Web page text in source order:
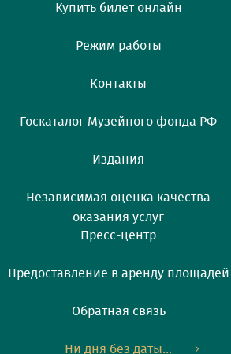
Купить билет онлайн
Режим работы
Контакты
Госкаталог Музейного фонда РФ
Издания
Независимая оценка качества
оказания услуг
Пресс-центр
Предоставление в аренду площадей
Обратная связь
Ни дня без даты...